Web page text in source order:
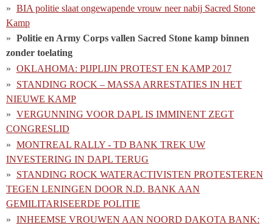
BIA politie slaat ongewapende vrouw neer nabij Sacred Stone
Kamp
Politie en Army Corps vallen Sacred Stone kamp binnen
zonder toelating
OKLAHOMA: PIJPLIJN PROTEST EN KAMP 2017
STANDING ROCK – MASSA ARRESTATIES IN HET
NIEUWE KAMP
VERGUNNING VOOR DAPL IS IMMINENT ZEGT
CONGRESLID
MONTREAL RALLY - TD BANK TREK UW
INVESTERING IN DAPL TERUG
STANDING ROCK WATERACTIVISTEN PROTESTEREN
TEGEN LENINGEN DOOR N.D. BANK AAN
GEMILITARISEERDE POLITIE
INHEEMSE VROUWEN AAN NOORD DAKOTA BANK: